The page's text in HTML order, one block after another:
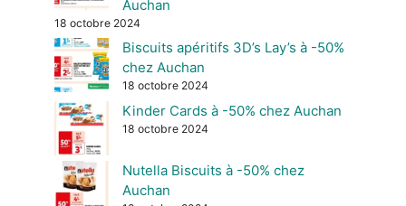
Auchan
18 octobre 2024
Biscuits apéritifs 3D’s Lay’s à -50%
chez Auchan
18 octobre 2024
Kinder Cards à -50% chez Auchan
18 octobre 2024
Nutella Biscuits à -50% chez
Auchan